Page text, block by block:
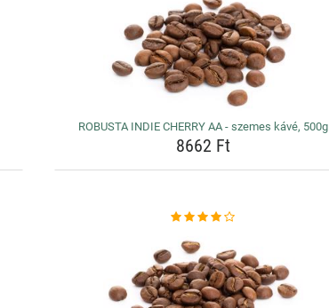
ROBUSTA INDIE CHERRY AA - szemes kávé, 500g
8662 Ft